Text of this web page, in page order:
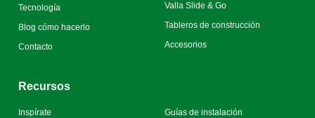
Tecnología
Blog cómo hacerlo
Contacto
Valla Slide & Go
Tableros de construcción
Accesorios
Recursos
Inspírate
Guías de instalación